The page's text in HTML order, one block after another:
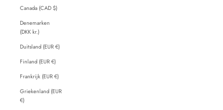
Canada (CAD $)
Denemarken
(DKK kr.)
Duitsland (EUR €)
Finland (EUR €)
Frankrijk (EUR €)
Griekenland (EUR
€)